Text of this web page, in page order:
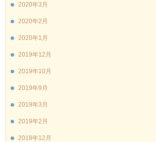
2020年3月
2020年2月
2020年1月
2019年12月
2019年10月
2019年9月
2019年3月
2019年2月
2018年12月